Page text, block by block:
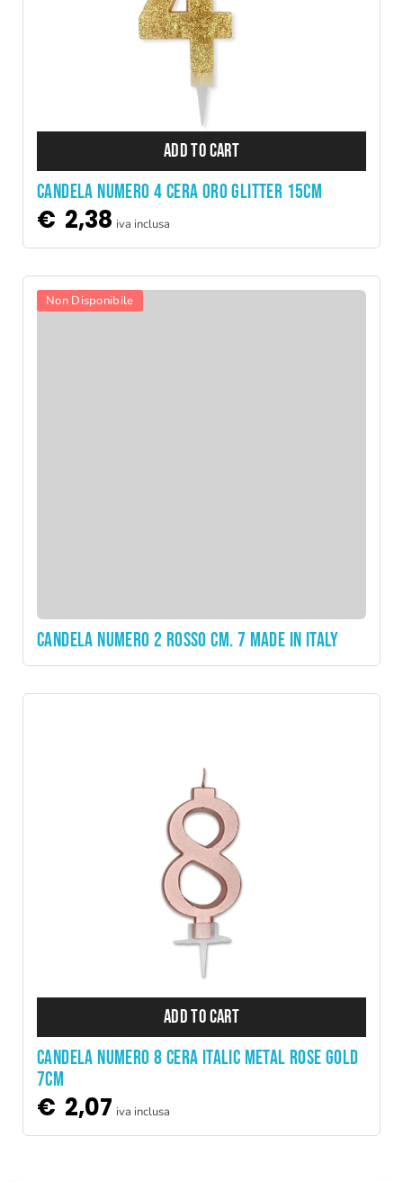
ADD TO CART
CANDELA NUMERO 4 CERA ORO GLITTER 15CM
€ 2,38 iva inclusa
Non Disponibile
CANDELA NUMERO 2 ROSSO CM. 7 MADE IN ITALY
ADD TO CART
CANDELA NUMERO 8 CERA ITALIC METAL ROSE GOLD
7CM
€ 2,07 iva inclusa